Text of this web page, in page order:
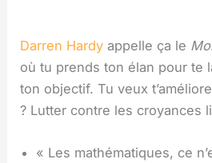
Darren Hardy appelle ça le
où tu prends ton élan pour te
ton objectif. Tu veux
? Lutter contre les croyances
« Les mathématiques, ce